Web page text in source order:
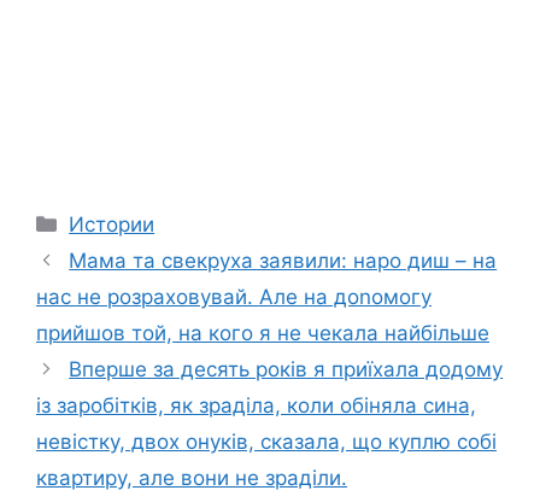
Categories
Истории
Мама та свекруха заявили: наро диш – на
нас не розраховувай. Але на доnомогу
прийшов той, на кого я не чекала найбільше
Вперше за десять років я приїхала додому
із заробітків, як зраділа, коли обіняла сина,
невістку, двох онуків, сказала, що куплю собі
квартиру, але вони не зраділи.